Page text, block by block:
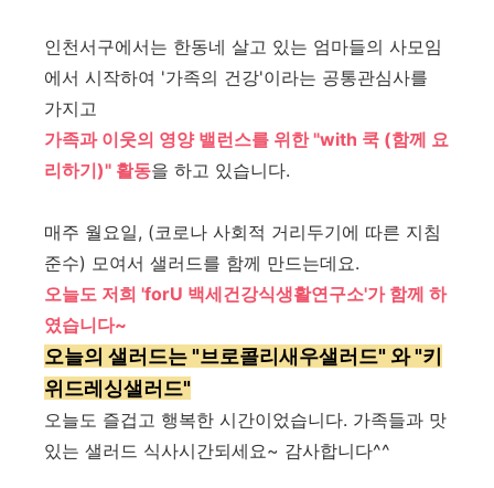
인천서구에서는 한동네 살고 있는 엄마들의 사모임
에서 시작하여 '가족의 건강'이라는 공통관심사를
가지고
가족과 이웃의 영양 밸런스를 위한 "with 쿡 (함께 요
리하기)" 활동을 하고 있습니다.
매주 월요일, (코로나 사회적 거리두기에 따른 지침
준수) 모여서 샐러드를 함께 만드는데요.
오늘도 저희 'forU 백세건강식생활연구소'가 함께 하
였습니다~
오늘의 샐러드는 "브로콜리새우샐러드" 와 "키
위드레싱샐러드"
오늘도 즐겁고 행복한 시간이었습니다. 가족들과 맛
있는 샐러드 식사시간되세요~ 감사합니다^^